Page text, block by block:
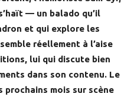
— un balado qu’il
et qui explore les
réellement à l’aise
lui qui discute bien
dans son contenu. Le
prochains mois sur scène